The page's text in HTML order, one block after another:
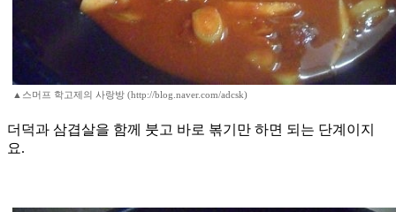
▲스머프 학고제의 사랑방 (http://blog.naver.com/adcsk)
더덕과 삼겹살을 함께 붓고 바로 볶기만 하면 되는 단계이지
요.